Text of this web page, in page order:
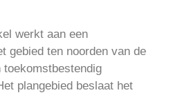
werkt aan een
gebied ten noorden van de
plangebied beslaat het